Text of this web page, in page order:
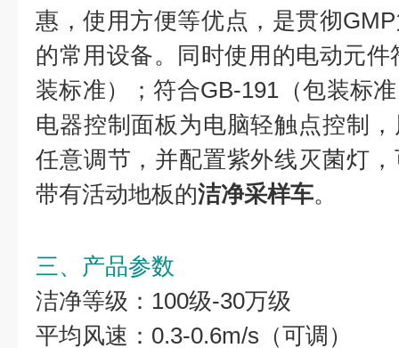
惠，使用方便等优点，是贯彻
的常用设备。同时使用的电动元件
装标准）；符合GB-191（包装标
电器控制面板为电脑轻触点控制
任意调节，并配置紫外线灭菌灯
带有活动地板的洁净采样车。
三、产品参数
洁净等级：100级-30万级
平均风速：0.3-0.6m/s（可调）